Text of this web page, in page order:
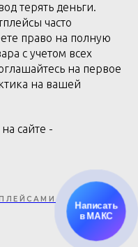
Написать
в МАКС
терять деньги.
часто
право на полную
с учетом всех
на первое
на вашей
сайте -